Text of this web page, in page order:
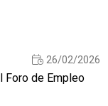
26/02/2026
Foro de Empleo